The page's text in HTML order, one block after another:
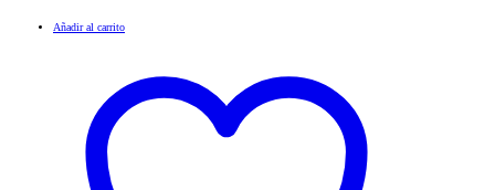
Añadir al carrito